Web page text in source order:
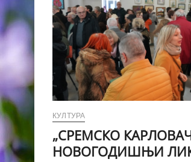
КУЛТУРА
„СРЕМСКО
НОВОГОДИШЊИ